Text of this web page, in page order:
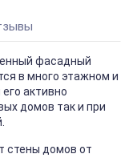
фасадный
в много этажном и
активно
домов так и при
стены домов от